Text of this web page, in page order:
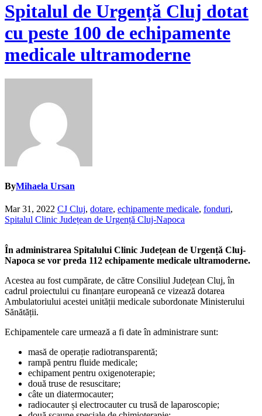
Spitalul de Urgență Cluj dotat
cu peste 100 de echipamente
medicale ultramoderne
ByMihaela Ursan
Mar 31, 2022 CJ Cluj, dotare, echipamente medicale, fonduri,
Spitalul Clinic Județean de Urgență Cluj-Napoca
În administrarea Spitalului Clinic Județean de Urgență Cluj-
Napoca se vor preda 112 echipamente medicale ultramoderne.
Acestea au fost cumpărate, de către Consiliul Județean Cluj, în
cadrul proiectului cu finanțare europeană ce vizează dotarea
Ambulatoriului acestei unității medicale subordonate Ministerului
Sănătății.
Echipamentele care urmează a fi date în administrare sunt:
masă de operație radiotransparentă;
rampă pentru fluide medicale;
echipament pentru oxigenoterapie;
două truse de resuscitare;
câte un diatermocauter;
radiocauter și electrocauter cu trusă de laparoscopie;